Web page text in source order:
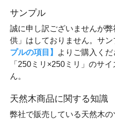
サンプル
誠に申し訳ございませんが
供」はしておりません。サ
プルの項目】
よりご購入く
「250ミリ×250ミリ」のサ
ん。
天然木商品に関する知識
弊社で販売している天然木